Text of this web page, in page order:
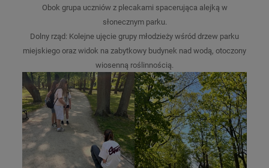
Obok grupa uczniów z plecakami spacerująca alejką w
słonecznym parku.
Dolny rząd: Kolejne ujęcie grupy młodzieży wśród drzew parku
miejskiego oraz widok na zabytkowy budynek nad wodą, otoczony
wiosenną roślinnością.